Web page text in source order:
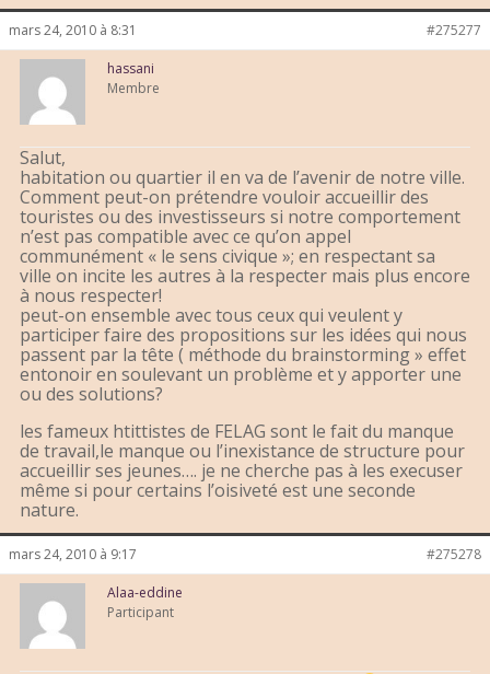
mars 24, 2010 à 8:31 #275277
hassani
Membre
Salut,
habitation ou quartier il en va de l’avenir de notre ville.
Comment peut-on prétendre vouloir accueillir des
touristes ou des investisseurs si notre comportement
n’est pas compatible avec ce qu’on appel
communément « le sens civique »; en respectant sa
ville on incite les autres à la respecter mais plus encore
à nous respecter!
peut-on ensemble avec tous ceux qui veulent y
participer faire des propositions sur les idées qui nous
passent par la tête ( méthode du brainstorming » effet
entonoir en soulevant un problème et y apporter une
ou des solutions?
les fameux htittistes de FELAG sont le fait du manque
de travail,le manque ou l’inexistance de structure pour
accueillir ses jeunes…. je ne cherche pas à les execuser
même si pour certains l’oisiveté est une seconde
nature.
mars 24, 2010 à 9:17 #275278
Alaa-eddine
Participant